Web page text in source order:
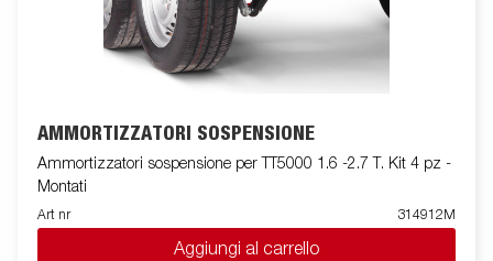
AMMORTIZZATORI SOSPENSIONE
Ammortizzatori sospensione per TT5000 1.6 -2.7 T. Kit 4 pz -
Montati
Art nr 314912M
Aggiungi al carrello